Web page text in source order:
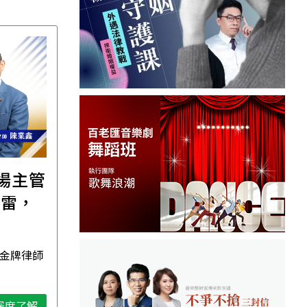
主管
，
牌律師
【直播講座】免費報名
｜8/11譚敦慈的一個人
生活必修課：一個人
楚！ 資深獨立活執行者 無毒生活教
母 譚敦慈